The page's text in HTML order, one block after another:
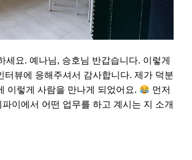
세요. 예나님, 승호님 반갑습니다. 이렇게
터뷰에 응해주셔서 감사합니다. 제가 덕분
이렇게 사람을 만나게 되었어요.
먼저
이에서 어떤 업무를 하고 계시는 지 소개